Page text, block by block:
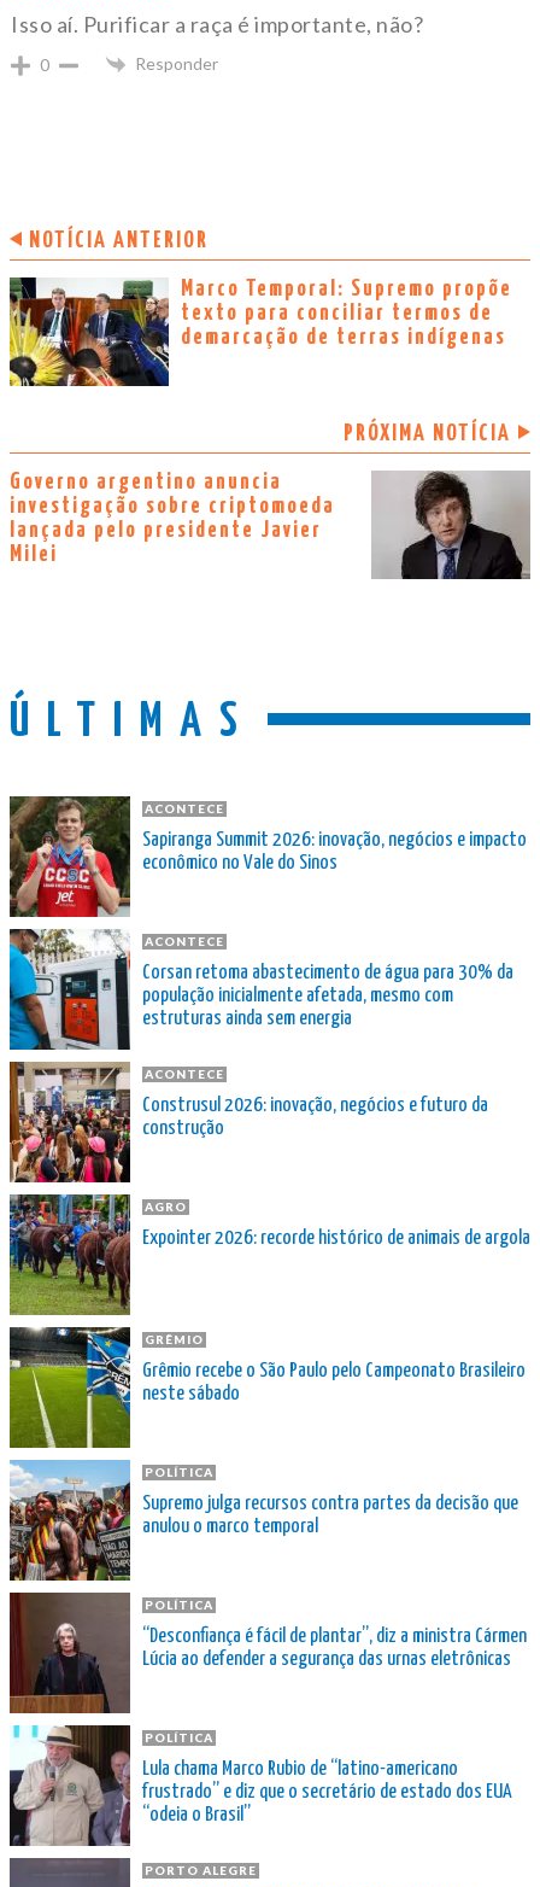
Isso aí. Purificar a raça é importante, não?
0 Responder
NOTÍCIA ANTERIOR
Marco Temporal: Supremo propõe
texto para conciliar termos de
demarcação de terras indígenas
PRÓXIMA NOTÍCIA
Governo argentino anuncia
investigação sobre criptomoeda
lançada pelo presidente Javier
Milei
ÚLTIMAS
ACONTECE
Sapiranga Summit 2026: inovação, negócios e impacto
econômico no Vale do Sinos
ACONTECE
Corsan retoma abastecimento de água para 30% da
população inicialmente afetada, mesmo com
estruturas ainda sem energia
ACONTECE
Construsul 2026: inovação, negócios e futuro da
construção
AGRO
Expointer 2026: recorde histórico de animais de argola
GRÊMIO
Grêmio recebe o São Paulo pelo Campeonato Brasileiro
neste sábado
POLÍTICA
Supremo julga recursos contra partes da decisão que
anulou o marco temporal
POLÍTICA
“Desconfiança é fácil de plantar”, diz a ministra Cármen
Lúcia ao defender a segurança das urnas eletrônicas
POLÍTICA
Lula chama Marco Rubio de “latino-americano
frustrado” e diz que o secretário de estado dos EUA
“odeia o Brasil”
PORTO ALEGRE